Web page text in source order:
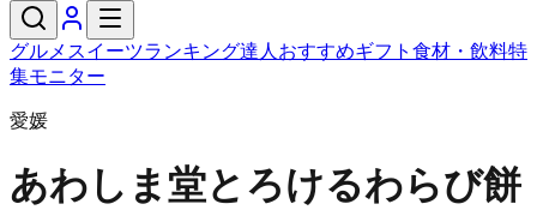
グルメ スイーツランキング達人おすすめギフト 食材・飲料特
集モニター
愛媛
あわしま堂とろけるわらび餅